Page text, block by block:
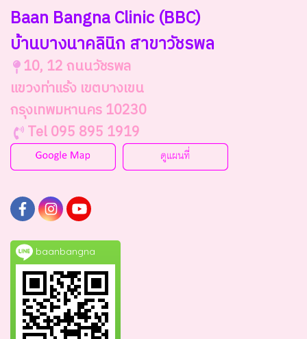
Baan Bangna Clinic (BBC)
บ้านบางนาคลินิก สาขาวัชรพล
10, 12 ถนนวัชรพล
แขวงท่าแร้ง เขตบางเขน
กรุงเทพมหานคร 10230
Tel 095 895 1919
baanbangna